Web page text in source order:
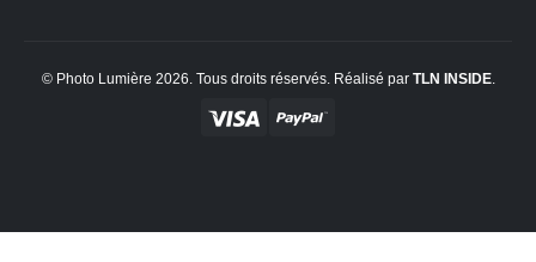
© Photo Lumière 2026. Tous droits réservés. Réalisé par TLN INSIDE.